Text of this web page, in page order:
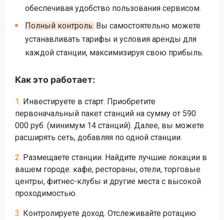
обеспечивая удобство пользования сервисом.
Полный контроль: Вы самостоятельно можете
устанавливать тарифы и условия аренды для
каждой станции, максимизируя свою прибыль.
Как это работает:
1. Инвестируете в старт. Приобретите
первоначальный пакет станций на сумму от 590
000 руб. (минимум 14 станций). Далее, вы можете
расширять сеть, добавляя по одной станции.
2. Размещаете станции. Найдите лучшие локации в
вашем городе: кафе, рестораны, отели, торговые
центры, фитнес-клубы и другие места с высокой
проходимостью.
3. Контролируете доход. Отслеживайте ротацию